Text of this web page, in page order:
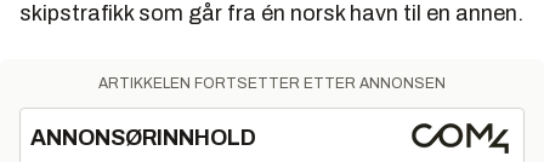
skipstrafikk som går fra én norsk havn til en annen.
ARTIKKELEN FORTSETTER ETTER ANNONSEN
ANNONSØRINNHOLD